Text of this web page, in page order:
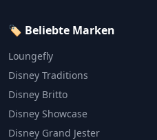
🏷️ Beliebte Marken
Loungefly
Disney Traditions
Disney Britto
Disney Showcase
Disney Grand Jester